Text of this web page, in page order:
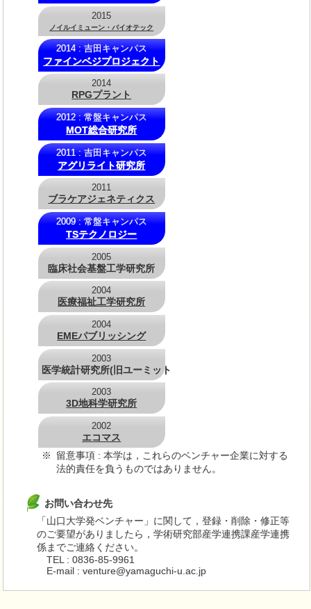
2015
ノイルイミューン・バイオテック
2014 : 吉田キャンパス
ファインベジプロジェクト
2014
RPGプラント
2012 : 常盤キャンパス
MOT総合研究所
2011 : 吉田キャンパス
アグリライト研究所
2011
ブラケアジェネティクス
2009 : 常盤キャンパス
TSテクノロジー
2005
臨床社会基盤工学研究所
2004
医療福祉工学研究所
2004
EMEパブリッシング
2003
医学統計研究所(旧ユーミット
2003
3D地科学研究所
2002
エコマス
※
留意事項 : 本学は，これらのベンチャー企業に対する
法的責任を負うものではありません。
お問い合わせ先
「山口大学発ベンチャー」に関して，登録・削除・修正等
のご要望がありましたら，学術研究部産学連携課産学連携
係までご連絡ください。
TEL : 0836-85-9961
E-mail : venture@yamaguchi-u.ac.jp